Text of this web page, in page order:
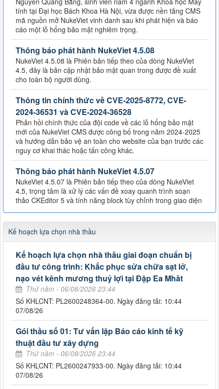
tính tại Đại học Bách Khoa Hà Nội, vừa được nền tảng CMS
mã nguồn mở NukeViet vinh danh sau khi phát hiện và báo
cáo một lỗ hổng bảo mật nghiêm trọng.
Thông báo phát hành NukeViet 4.5.08
NukeViet 4.5.08 là Phiên bản tiếp theo của dòng NukeViet
4.5, đây là bản cập nhật bảo mật quan trong được đề xuất
cho toàn bộ người dùng.
Thông tin chính thức về CVE-2025-8772, CVE-
2024-36531 và CVE-2024-36528
Phản hồi chính thức của đội code về các lỗ hổng bảo mật
mới của NukeViet CMS được công bố trong năm 2024-2025
và hướng dẫn bảo vệ an toàn cho website của bạn trước các
nguy cơ khai thác hoặc tấn công khác.
Thông báo phát hành NukeViet 4.5.07
NukeViet 4.5.07 là Phiên bản tiếp theo của dòng NukeViet
4.5, trọng tâm là xử lý các vấn đề xoay quanh trình soạn
thảo CKEditor 5 và tính năng block tùy chỉnh trong giao diện
Kế hoạch lựa chọn nhà thầu
Kế hoạch lựa chọn nhà thầu giai đoạn chuẩn bị
đầu tư công trình: Khắc phục sửa chữa sạt lở,
nạo vét kênh mương thuỷ lợi tại Đập Ea Mhăt
Thứ năm - 06/08/2026 23:44
Số KHLCNT: PL2600248364-00. Ngày đăng tải: 10:44
07/08/26
Gói thầu số 01: Tư vấn lập Báo cáo kinh tế kỹ
thuật đầu tư xây dựng
Thứ năm - 06/08/2026 23:44
Số KHLCNT: PL2600247933-00. Ngày đăng tải: 10:44
07/08/26